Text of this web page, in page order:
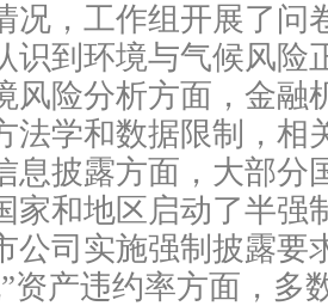
况，工作组开展了问
识到环境与气候风险
风险分析方面，金融
法学和数据限制，相
息披露方面，大部分
家和地区启动了半强
公司实施强制披露要
资产违约率方面，多